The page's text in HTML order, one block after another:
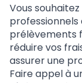
Vous
professionnels
prélèvements
réduire vos
assurer une
Faire appel à